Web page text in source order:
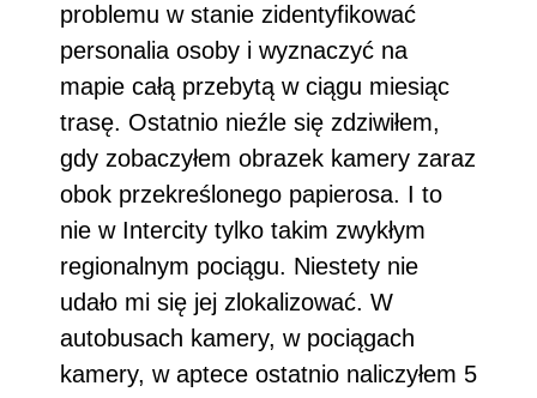
problemu w stanie zidentyfikować
personalia osoby i wyznaczyć na
mapie całą przebytą w ciągu miesiąc
trasę. Ostatnio nieźle się zdziwiłem,
gdy zobaczyłem obrazek kamery zaraz
obok przekreślonego papierosa. I to
nie w Intercity tylko takim zwykłym
regionalnym pociągu. Niestety nie
udało mi się jej zlokalizować. W
autobusach kamery, w pociągach
kamery, w aptece ostatnio naliczyłem 5